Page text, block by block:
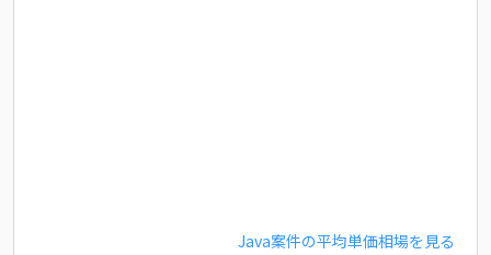
Java案件の平均単価相場を見る